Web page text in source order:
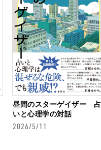
昼間のスターゲイザー 占
いと心理学の対話
2026/5/11